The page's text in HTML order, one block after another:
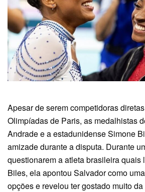
Apesar de serem competidoras
Olimpíadas de Paris, as medalhistas
Andrade e a estadunidense Simone
amizade durante a disputa. Durante
questionarem a atleta brasileira quais
Biles, ela apontou Salvador como
opções e revelou ter gostado muito